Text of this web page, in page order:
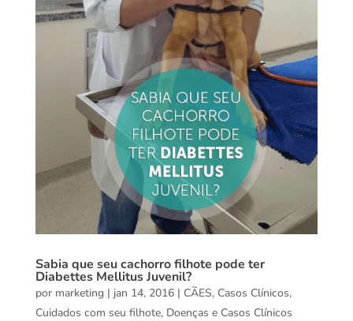
Sabia que seu cachorro filhote pode ter
Diabettes Mellitus Juvenil?
por marketing| jan 14, 2016| CÃES, Casos Clínicos,
Cuidados com seu filhote, Doenças e Casos Clínicos